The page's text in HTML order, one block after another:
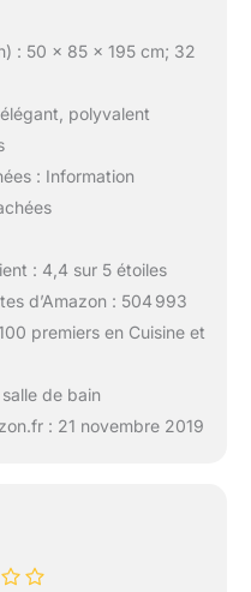
: 50 x 85 x 195 cm; 32
polyvalent
: Information
: 4,4 sur 5 étoiles
d’Amazon : 504 993
premiers en Cuisine et
de bain
: 21 novembre 2019